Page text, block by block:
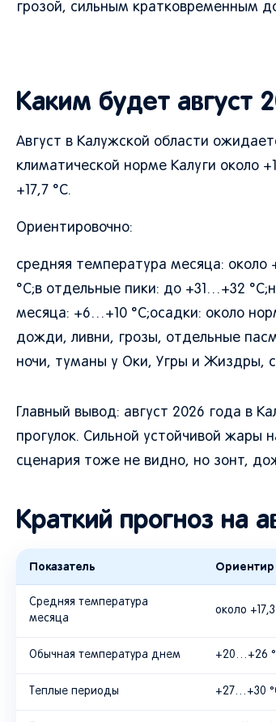
грозой, сильным кратковременным
Каким будет август
Август в Калужской области
климатической норме Калуги около
+17,7 °C.
Ориентировочно:
средняя температура месяца:
°C;в отдельные пики: до +31…+32
месяца: +6…+10 °C;осадки: около
дожди, ливни, грозы, отдельные
ночи, туманы у Оки, Угры и Жиздры,
Главный вывод: август 2026 года в
прогулок. Сильной устойчивой жары
сценария тоже не видно, но зонт,
Краткий прогноз на
Показатель Ориентир
Средняя температура
месяца
около
Обычная температура днем +20…+26
Теплые периоды +27…+30